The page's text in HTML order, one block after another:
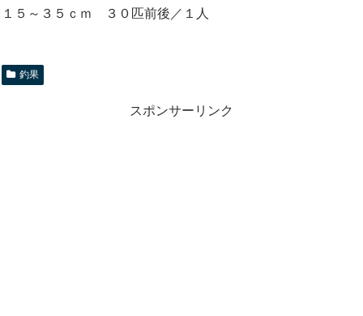
１５～３５ｃｍ ３０匹前後／１人
釣果
スポンサーリンク